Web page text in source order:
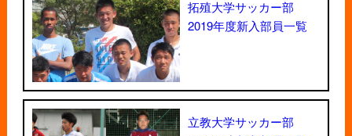
拓殖大学サッカー部
2019年度新入部員一覧
立教大学サッカー部